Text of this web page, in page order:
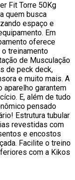
Fit Torre 50Kg
quem busca
espaço e
Em
oferece
treinamento
de Musculação
de peck deck,
e muito mais. A
aparelho garantem
E, além de tudo
pensado
Estrutura tubular
revestidas com
e encostos
Facilite o treino
com a Kikos